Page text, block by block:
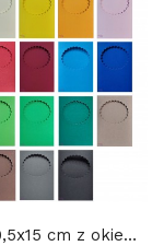
Baza 10,5x15 cm z okienkiem OWAL DEKORACYJNY 2....